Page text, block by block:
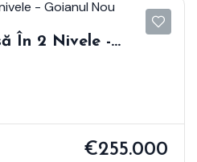
În 2 Nivele -
€255.000